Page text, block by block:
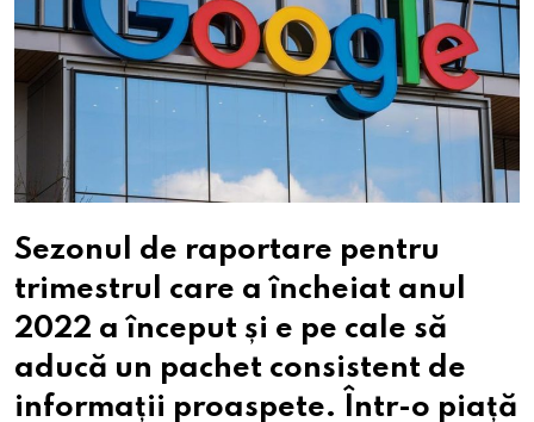
Sezonul de raportare pentru
trimestrul care a încheiat anul
2022 a început și e pe cale să
aducă un pachet consistent de
informații proaspete. Într-o piață